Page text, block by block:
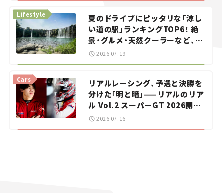
夏のドライブにピッタリな「涼し
い道の駅」ランキングTOP6！ 絶
景・グルメ・天然クーラーなど、避
暑におすすめのスポットを紹介
Lifestyle
2026.07.19
リアルレーシング、予選と決勝を
分けた「明と暗」——リアルのリア
ル Vol.2 スーパーGT 2026開幕
戦 岡山国際サーキット
Cars
2026.07.16